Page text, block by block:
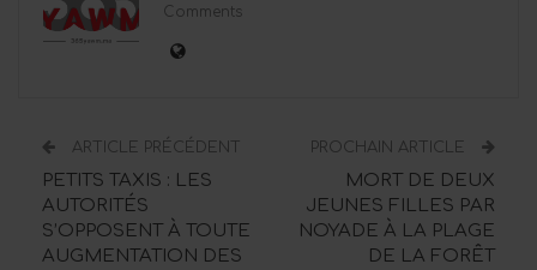
Comments
ARTICLE PRÉCÉDENT
PETITS TAXIS : LES
AUTORITÉS
S’OPPOSENT À TOUTE
AUGMENTATION DES
PROCHAIN ARTICLE
MORT DE DEUX
JEUNES FILLES PAR
NOYADE À LA PLAGE
DE LA FORÊT